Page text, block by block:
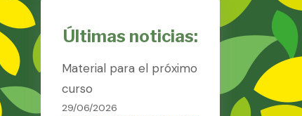
Últimas noticias:
Material para el próximo
curso
29/06/2026